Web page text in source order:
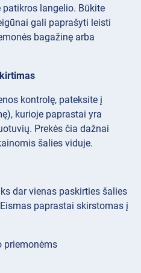
langelio. Būkite
gali paprašyti leisti
bagažinę arba
kontrolę, pateksite į
kurioje paprastai yra
Prekės čia dažnai
šalies viduje.
dar vienas paskirties šalies
paprastai skirstomas į
priemonėms